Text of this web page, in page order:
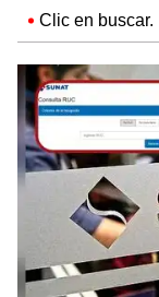
Clic en buscar.